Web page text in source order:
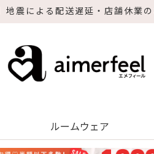
のお知らせ
ルームウェア